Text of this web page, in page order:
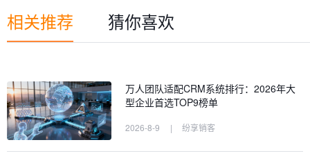
相关推荐 猜你喜欢
万人团队适配CRM系统排行：2026年大
型企业首选TOP9榜单
2026-8-9 | 纷享销客